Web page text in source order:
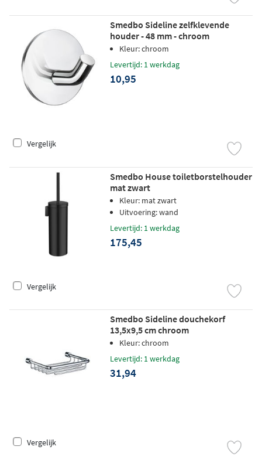
Smedbo Sideline zelfklevende
houder - 48 mm - chroom
Kleur: chroom
Levertijd: 1 werkdag
10,95
Vergelijk
Smedbo House toiletborstelhouder
mat zwart
Kleur: mat zwart
Uitvoering: wand
Levertijd: 1 werkdag
175,45
Vergelijk
Smedbo Sideline douchekorf
13,5x9,5 cm chroom
Kleur: chroom
Levertijd: 1 werkdag
31,94
Vergelijk